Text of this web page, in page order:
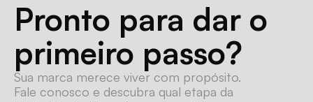
Pronto para dar o
primeiro passo?
Sua marca merece viver com propósito.
Fale conosco e descubra qual etapa da